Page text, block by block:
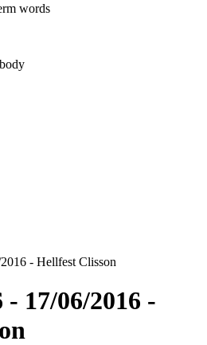
words
- Hellfest Clisson
- 17/06/2016 -